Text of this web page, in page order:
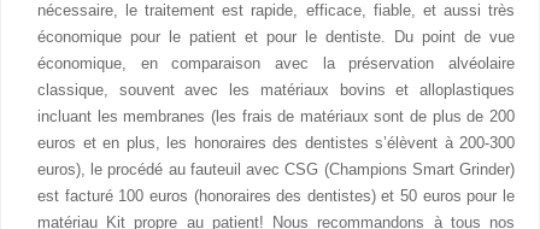
nécessaire, le traitement est rapide, efficace, fiable, et aussi très
économique pour le patient et pour le dentiste. Du point de vue
économique, en comparaison avec la préservation alvéolaire
classique, souvent avec les matériaux bovins et alloplastiques
incluant les membranes (les frais de matériaux sont de plus de 200
euros et en plus, les honoraires des dentistes s’élèvent à 200-300
euros), le procédé au fauteuil avec CSG (Champions Smart Grinder)
est facturé 100 euros (honoraires des dentistes) et 50 euros pour le
matériau Kit propre au patient! Nous recommandons à tous nos